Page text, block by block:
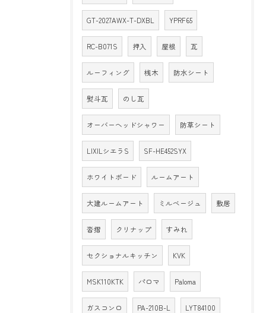
GT-2027AWX-T-DXBL YPRF65
RC-B071S 押入 屋根 瓦
ルーフィング 桟木 防水シート
熨斗瓦 のし瓦
オーバーヘッドシャワー 防草シート
LIXILシエラS SF-HE452SYX
ホワイトボード ルームアート
大建ルームアート ミルベージュ 敷居
沓摺 クリナップ すみれ
セクショナルキッチン KVK
MSK110KTK パロマ Paloma
ガスコンロ PA-210B-L LYT84100